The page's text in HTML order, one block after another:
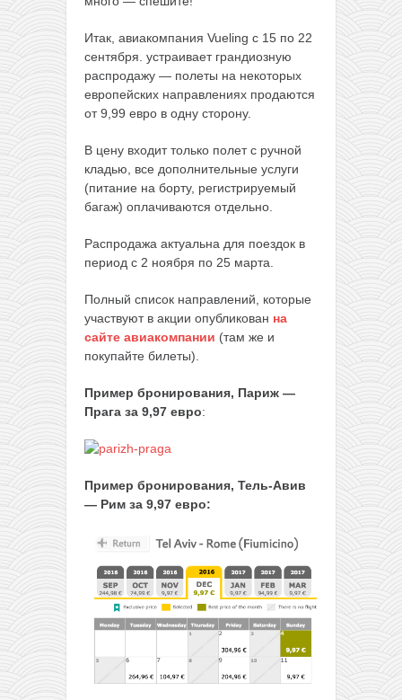
Итак, авиакомпания Vueling с 15 по 22
сентября. устраивает грандиозную
распродажу — полеты на некоторых
европейских направлениях продаются
от 9,99 евро в одну сторону.
В цену входит только полет с ручной
кладью, все дополнительные услуги
(питание на борту, регистрируемый
багаж) оплачиваются отдельно.
Распродажа актуальна для поездок в
период с 2 ноября по 25 марта.
Полный список направлений, которые
участвуют в акции опубликован на
сайте авиакомпании (там же и
покупайте билеты).
Пример бронирования, Париж —
Прага за 9,97 евро:
Пример бронирования, Тель-Авив
— Рим за 9,97 евро: